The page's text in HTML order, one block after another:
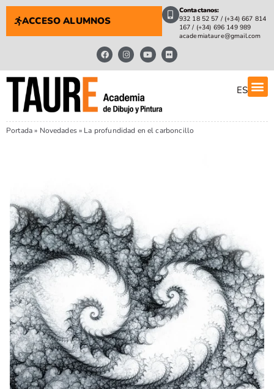
ACCESO ALUMNOS
Contactanos:
932 18 52 57 / (+34) 667 814
167 / (+34) 696 149 989
academiataure@gmail.com
ES
Portada» Novedades» La profundidad en el carboncillo